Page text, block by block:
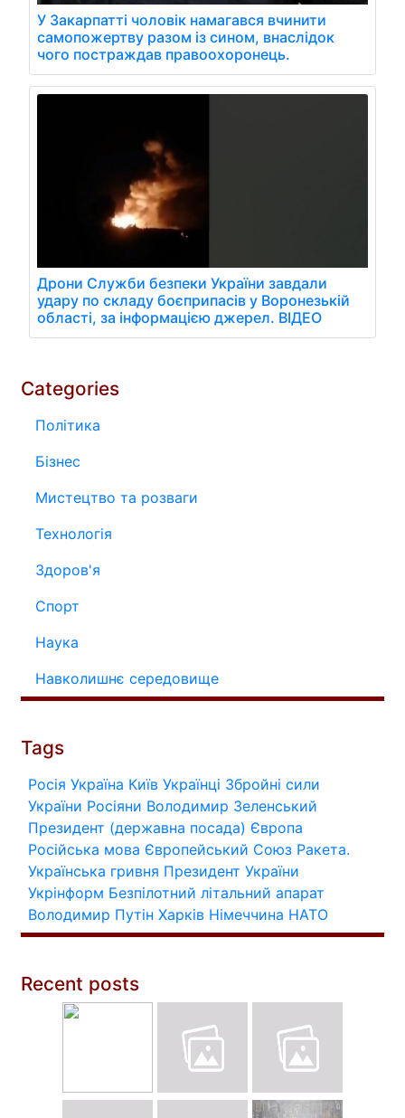
У Закарпатті чоловік намагався вчинити
самопожертву разом із сином, внаслідок
чого постраждав правоохоронець.
Дрони Служби безпеки України завдали
удару по складу боєприпасів у Воронезькій
області, за інформацією джерел. ВIДЕО
Categories
Політика
Бізнес
Мистецтво та розваги
Технологія
Здоров'я
Спорт
Наука
Навколишнє середовище
Tags
Росія Україна Київ Українці Збройні сили
України Росіяни Володимир Зеленський
Президент (державна посада) Європа
Російська мова Європейський Союз Ракета.
Українська гривня Президент України
Укрінформ Безпілотний літальний апарат
Володимир Путін Харків Німеччина НАТО
Recent posts